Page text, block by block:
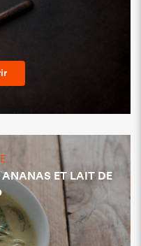
ANANAS ET LAIT DE